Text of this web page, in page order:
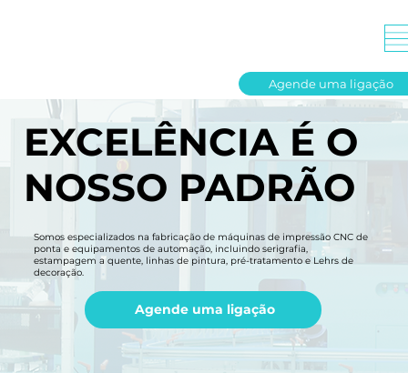
Agende uma ligação
EXCELÊNCIA É O
NOSSO PADRÃO
Somos especializados na fabricação de máquinas de impressão CNC de
ponta e equipamentos de automação, incluindo serigrafia,
estampagem a quente, linhas de pintura, pré-tratamento e Lehrs de
decoração.
Agende uma ligação